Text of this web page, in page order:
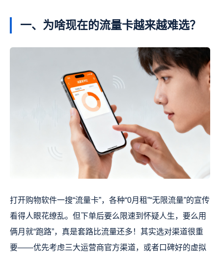
一、为啥现在的流量卡越来越难选？
打开购物软件一搜“流量卡”，各种“0月租”“无限流量”的宣传
看得人眼花缭乱。但下单后要么限速到怀疑人生，要么用
俩月就“跑路”，真是套路比流量还多！其实选对渠道很重
要——优先考虑三大运营商官方渠道，或者口碑好的虚拟